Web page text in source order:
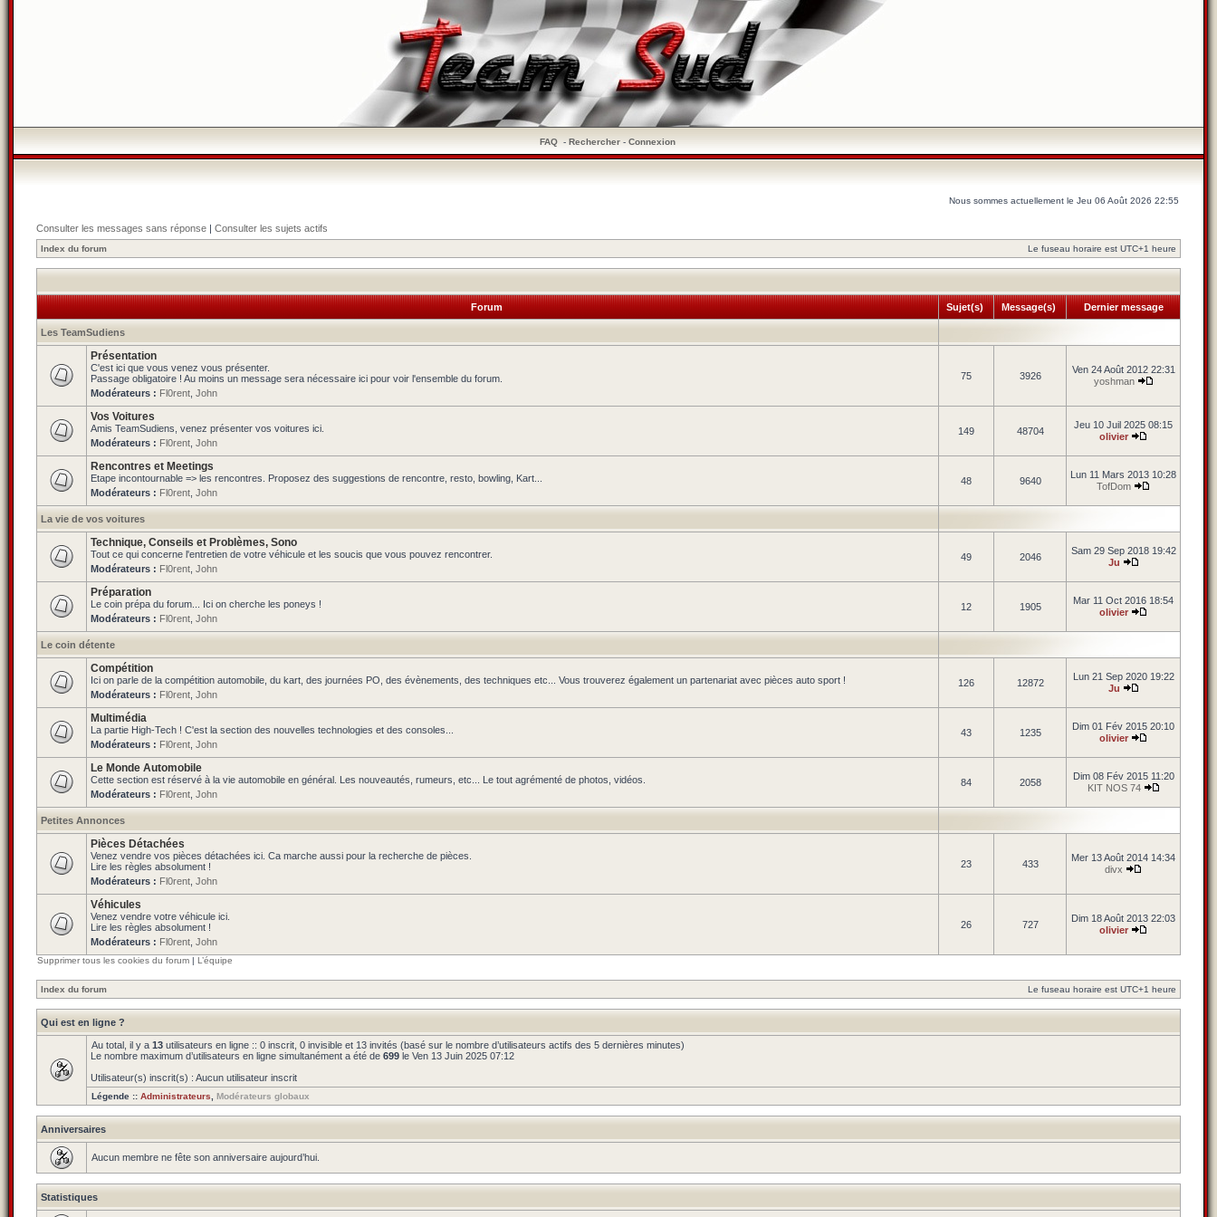
FAQ- Rechercher- Connexion
Nous sommes actuellement le Jeu 06 Août 2026 22:55
Consulter les messages sans réponse | Consulter les sujets actifs
Index du forum Le fuseau horaire est UTC+1 heure
Forum Sujet(s) Message(s) Dernier message
Les TeamSudiens
Présentation
C'est ici que vous venez vous présenter.
Passage obligatoire ! Au moins un message sera nécessaire ici pour voir l'ensemble du forum.
Modérateurs : Fl0rent John
75 3926
Ven 24 Août 2012 22:31
yoshman
Vos Voitures
Amis TeamSudiens, venez présenter vos voitures ici.
Modérateurs : Fl0rent John
149 48704
Jeu 10 Juil 2025 08:15
olivier
Rencontres et Meetings
Etape incontournable => les rencontres. Proposez des suggestions de rencontre, resto, bowling, Kart...
Modérateurs : Fl0rent John
48 9640
Lun 11 Mars 2013 10:28
TofDom
La vie de vos voitures
Technique, Conseils et Problèmes, Sono
Tout ce qui concerne l'entretien de votre véhicule et les soucis que vous pouvez rencontrer.
Modérateurs : Fl0rent John
49 2046
Sam 29 Sep 2018 19:42
Ju
Préparation
Le coin prépa du forum... Ici on cherche les poneys !
Modérateurs : Fl0rent John
12 1905
Mar 11 Oct 2016 18:54
olivier
Le coin détente
Compétition
Ici on parle de la compétition automobile, du kart, des journées PO, des évènements, des techniques etc... Vous trouverez également un partenariat avec pièces auto sport !
Modérateurs : Fl0rent John
126 12872
Lun 21 Sep 2020 19:22
Ju
Multimédia
La partie High-Tech ! C'est la section des nouvelles technologies et des consoles...
Modérateurs : Fl0rent John
43 1235
Dim 01 Fév 2015 20:10
olivier
Le Monde Automobile
Cette section est réservé à la vie automobile en général. Les nouveautés, rumeurs, etc... Le tout agrémenté de photos, vidéos.
Modérateurs : Fl0rent John
84 2058
Dim 08 Fév 2015 11:20
KIT NOS 74
Petites Annonces
Pièces Détachées
Venez vendre vos pièces détachées ici. Ca marche aussi pour la recherche de pièces.
Lire les règles absolument !
Modérateurs : Fl0rent John
23 433
Mer 13 Août 2014 14:34
divx
Véhicules
Venez vendre votre véhicule ici.
Lire les règles absolument !
Modérateurs : Fl0rent John
26 727
Dim 18 Août 2013 22:03
olivier
Supprimer tous les cookies du forum | L’équipe
Index du forum Le fuseau horaire est UTC+1 heure
Qui est en ligne ?
Au total, il y a 13 utilisateurs en ligne :: 0 inscrit, 0 invisible et 13 invités (basé sur le nombre d’utilisateurs actifs des 5 dernières minutes)
Le nombre maximum d’utilisateurs en ligne simultanément a été de 699 le Ven 13 Juin 2025 07:12
Utilisateur(s) inscrit(s) : Aucun utilisateur inscrit
Légende :: Administrateurs Modérateurs globaux
Anniversaires
Aucun membre ne fête son anniversaire aujourd’hui.
Statistiques